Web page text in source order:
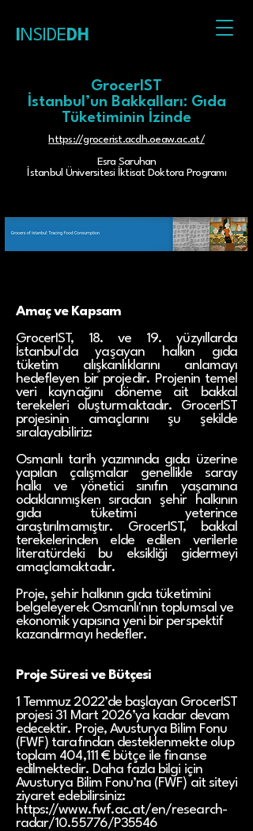
NSIDE DH
GrocerIST
İstanbul’un Bakkalları: Gıda
Tüketiminin İzinde
https://grocerist.acdh.oeaw.ac.at/
Esra Saruhan
İstanbul Üniversitesi İktisat Doktora Programı
Amaç ve Kapsam
GrocerIST, 18. ve 19. yüzyıllarda
İstanbul'da yaşayan halkın gıda
tüketim alışkanlıklarını anlamayı
hedefleyen bir projedir. Projenin temel
veri kaynağını döneme ait bakkal
terekeleri oluşturmaktadır. GrocerIST
projesinin amaçlarını şu şekilde
sıralayabiliriz:
Osmanlı tarih yazımında gıda üzerine
yapılan çalışmalar genellikle saray
halkı ve yönetici sınıfın yaşamına
odaklanmışken sıradan şehir halkının
gıda tüketimi yeterince
araştırılmamıştır. GrocerIST, bakkal
terekelerinden elde edilen verilerle
literatürdeki bu eksikliği gidermeyi
amaçlamaktadır.
Proje, şehir halkının gıda tüketimini
belgeleyerek Osmanlı'nın toplumsal ve
ekonomik yapısına yeni bir perspektif
kazandırmayı hedefler.
Proje Süresi ve Bütçesi
1 Temmuz 2022’de başlayan GrocerIST
projesi 31 Mart 2026’ya kadar devam
edecektir. Proje, Avusturya Bilim Fonu
(FWF) tarafından desteklenmekte olup
toplam 404,111 € bütçe ile finanse
edilmektedir. Daha fazla bilgi için
Avusturya Bilim Fonu’na (FWF) ait siteyi
ziyaret edebilirsiniz:
https://www.fwf.ac.at/en/research-
radar/10.55776/P35546